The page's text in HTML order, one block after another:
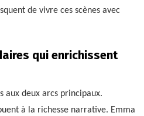
de vivre ces scènes avec
qui enrichissent
aux deux arcs principaux.
à la richesse narrative. Emma